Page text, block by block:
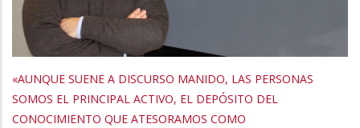
«AUNQUE SUENE A DISCURSO MANIDO, LAS PERSONAS
SOMOS EL PRINCIPAL ACTIVO, EL DEPÓSITO DEL
CONOCIMIENTO QUE ATESORAMOS COMO